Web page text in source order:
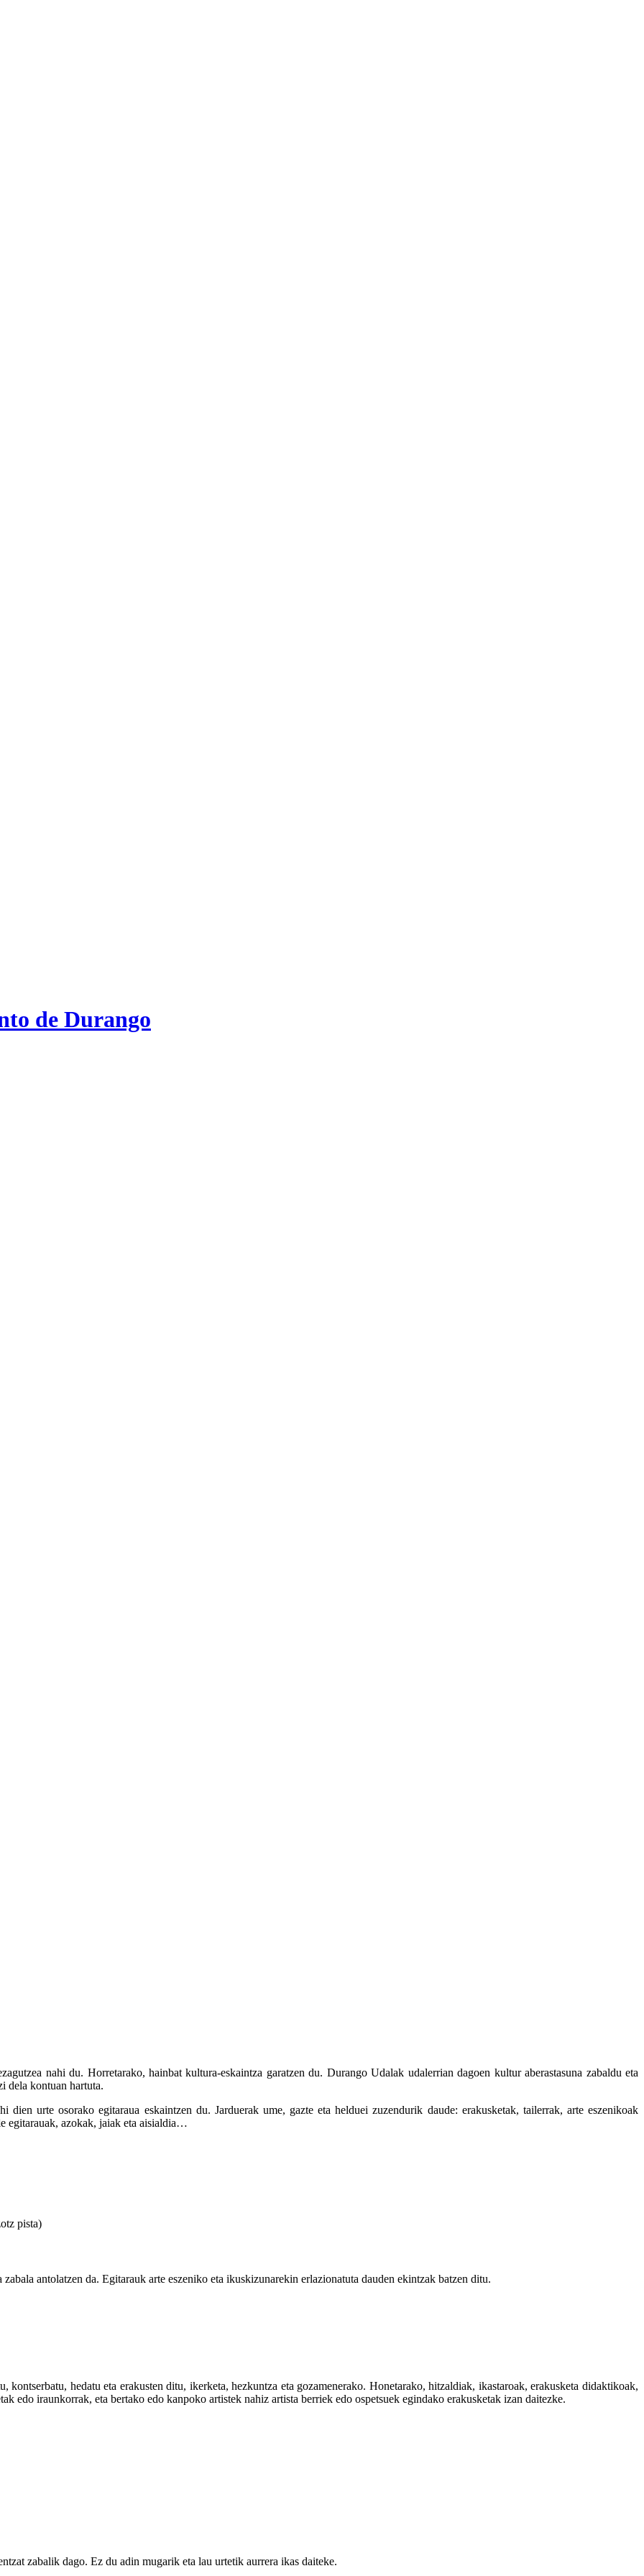
nahi du. Horretarako, hainbat kultura-eskaintza garatzen du. Durango Udalak udalerrian dagoen kultur aberastasuna zabaldu eta
dela kontuan hartuta.
dien urte osorako egitaraua eskaintzen du. Jarduerak ume, gazte eta helduei zuzendurik daude: erakusketak, tailerrak, arte eszenikoak
egitarauak, azokak, jaiak eta aisialdia…
pista)
antolatzen da. Egitarauk arte eszeniko eta ikuskizunarekin erlazionatuta dauden ekintzak batzen ditu.
kontserbatu, hedatu eta erakusten ditu, ikerketa, hezkuntza eta gozamenerako. Honetarako, hitzaldiak, ikastaroak, erakusketa didaktikoak,
edo iraunkorrak, eta bertako edo kanpoko artistek nahiz artista berriek edo ospetsuek egindako erakusketak izan daitezke.
zabalik dago. Ez du adin mugarik eta lau urtetik aurrera ikas daiteke.